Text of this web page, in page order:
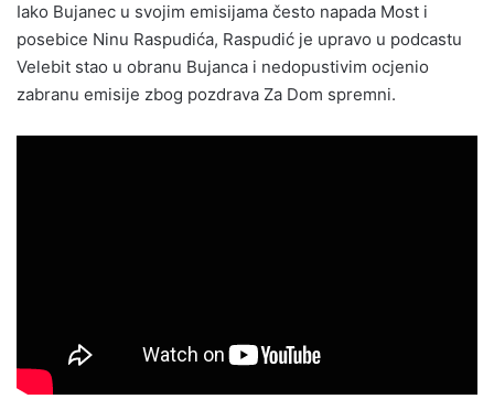
Iako Bujanec u svojim emisijama često napada Most i
posebice Ninu Raspudića, Raspudić je upravo u podcastu
Velebit stao u obranu Bujanca i nedopustivim ocjenio
zabranu emisije zbog pozdrava Za Dom spremni.